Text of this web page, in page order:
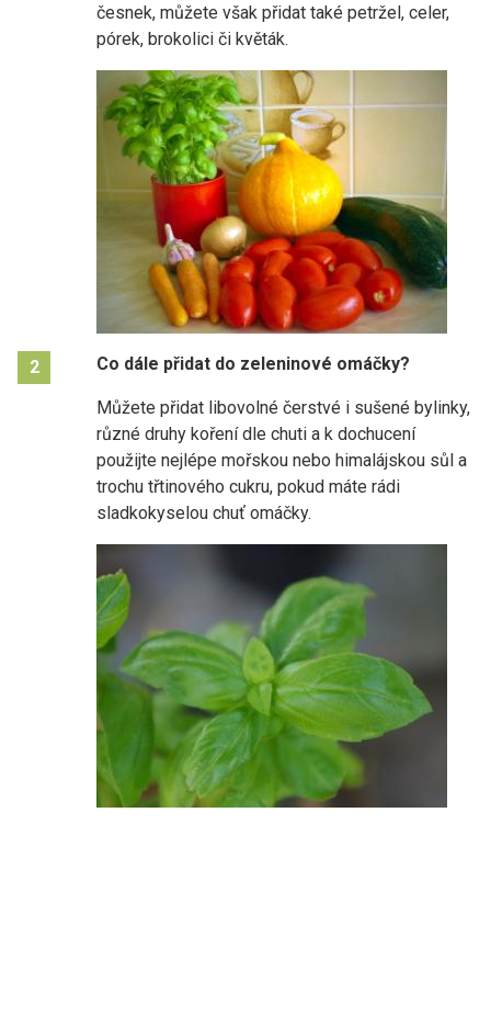
česnek, můžete však přidat také petržel, celer,
pórek, brokolici či květák.
2 Co dále přidat do zeleninové omáčky?
Můžete přidat libovolné čerstvé i sušené bylinky,
různé druhy koření dle chuti a k dochucení
použijte nejlépe mořskou nebo himalájskou sůl a
trochu třtinového cukru, pokud máte rádi
sladkokyselou chuť omáčky.